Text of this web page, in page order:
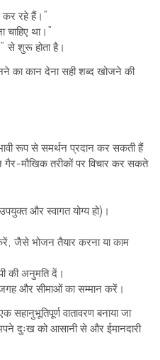
रहे हैं।”
था।”
से शुरू होता है।
का कान देना सही शब्द खोजने की
रूप से समर्थन प्रदान कर सकती हैं
मौखिक तरीकों पर विचार कर सकते
और स्वागत योग्य हो)।
जैसे भोजन तैयार करना या काम
की अनुमति दें।
जगह और सीमाओं का सम्मान करें।
वातावरण बनाया जा
दुःख को आसानी से और ईमानदारी